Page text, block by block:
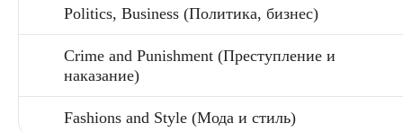
Politics, Business (Политика, бизнес)
Crime and Punishment (Преступление и
наказание)
Fashions and Style (Мода и стиль)